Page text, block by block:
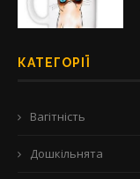
КАТЕГОРІЇ
Вагітність
Дошкільнята